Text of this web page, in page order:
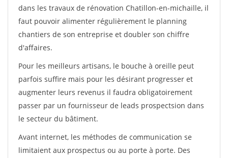
dans les travaux de rénovation Chatillon-en-michaille, il
faut pouvoir alimenter régulièrement le planning
chantiers de son entreprise et doubler son chiffre
d'affaires.
Pour les meilleurs artisans, le bouche à oreille peut
parfois suffire mais pour les désirant progresser et
augmenter leurs revenus il faudra obligatoirement
passer par un fournisseur de leads prospectsion dans
le secteur du bâtiment.
Avant internet, les méthodes de communication se
limitaient aux prospectus ou au porte à porte. Des